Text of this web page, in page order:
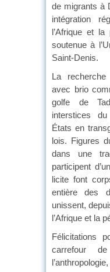
de migrants à
intégration
l’Afrique et la
soutenue à
Saint-Denis.
La recherche
avec brio
golfe de
interstices
États en
lois. Figures
dans une
participent
licite font
entière des
unissent,
l’Afrique et la
Félicitations
carrefour